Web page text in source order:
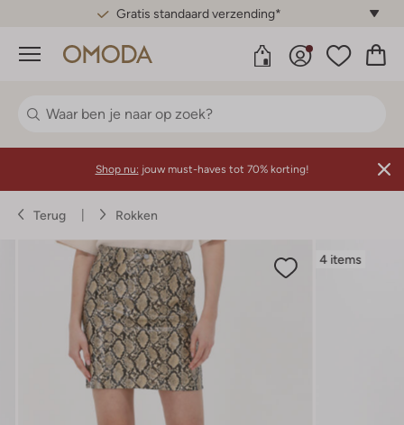
Gratis standaard verzending*
Menu
Shop nu: jouw must-haves tot 70% korting!
Terug Rokken
4 items